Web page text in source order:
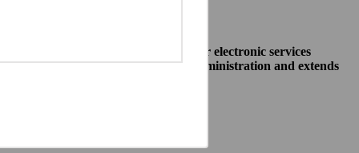
allow public institutions make their electronic services
to different systems of public administration and extends
between: